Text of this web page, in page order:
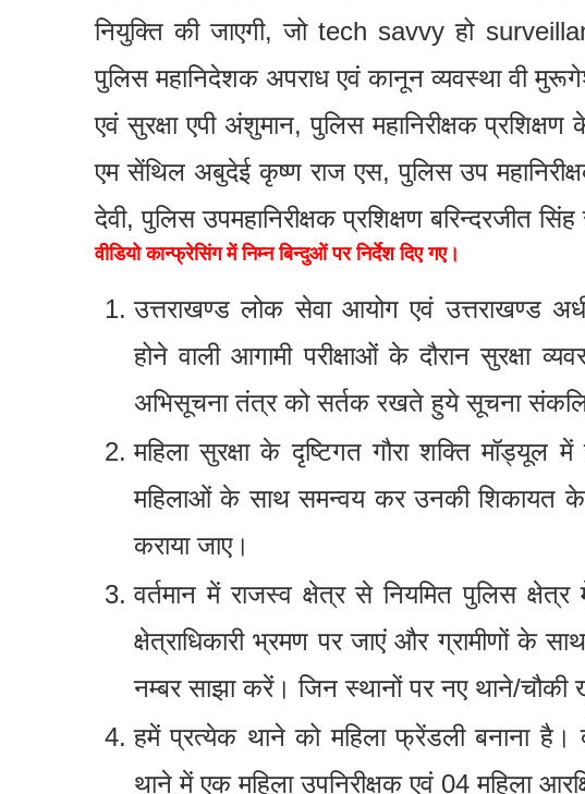
नियुक्ति की जाएगी, जो tech savvy हो
पुलिस महानिदेशक अपराध एवं कानून व्यवस्था वी
एवं सुरक्षा एपी अंशुमान, पुलिस महानिरीक्षक
एम सेंथिल अबुदेई कृष्ण राज एस, पुलिस उप
देवी, पुलिस उपमहानिरीक्षक प्रशिक्षण बरिन्दरजीत
वीडियो कान्फ्रेसिंग में निम्न बिन्दुओं पर निर्देश दिए गए।
उत्तराखण्ड लोक सेवा आयोग एवं उत्तराखण्ड
होने वाली आगामी परीक्षाओं के दौरान सुरक्षा
अभिसूचना तंत्र को सर्तक रखते हुये सूचना
महिला सुरक्षा के दृष्टिगत गौरा शक्ति मॉड्यूल
महिलाओं के साथ समन्वय कर उनकी शिकायत के
कराया जाए।
वर्तमान में राजस्व क्षेत्र से नियमित पुलिस
क्षेत्राधिकारी भ्रमण पर जाएं और ग्रामीणों के
नम्बर साझा करें। जिन स्थानों पर नए थाने/
हमें प्रत्येक थाने को महिला फ्रेंडली बनाना है।
थाने में एक महिला उपनिरीक्षक एवं 04 महिला